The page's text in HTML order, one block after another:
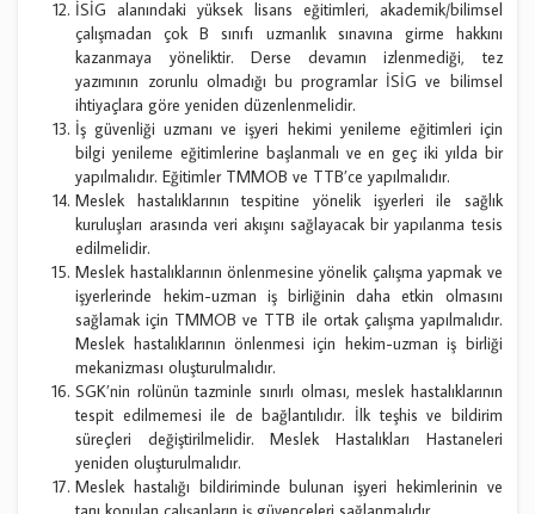
İSİG alanındaki yüksek lisans eğitimleri, akademik/bilimsel
çalışmadan çok B sınıfı uzmanlık sınavına girme hakkını
kazanmaya yöneliktir. Derse devamın izlenmediği, tez
yazımının zorunlu olmadığı bu programlar İSİG ve bilimsel
ihtiyaçlara göre yeniden düzenlenmelidir.
İş güvenliği uzmanı ve işyeri hekimi yenileme eğitimleri için
bilgi yenileme eğitimlerine başlanmalı ve en geç iki yılda bir
yapılmalıdır. Eğitimler TMMOB ve TTB’ce yapılmalıdır.
Meslek hastalıklarının tespitine yönelik işyerleri ile sağlık
kuruluşları arasında veri akışını sağlayacak bir yapılanma tesis
edilmelidir.
Meslek hastalıklarının önlenmesine yönelik çalışma yapmak ve
işyerlerinde hekim-uzman iş birliğinin daha etkin olmasını
sağlamak için TMMOB ve TTB ile ortak çalışma yapılmalıdır.
Meslek hastalıklarının önlenmesi için hekim-uzman iş birliği
mekanizması oluşturulmalıdır.
SGK’nin rolünün tazminle sınırlı olması, meslek hastalıklarının
tespit edilmemesi ile de bağlantılıdır. İlk teşhis ve bildirim
süreçleri değiştirilmelidir. Meslek Hastalıkları Hastaneleri
yeniden oluşturulmalıdır.
Meslek hastalığı bildiriminde bulunan işyeri hekimlerinin ve